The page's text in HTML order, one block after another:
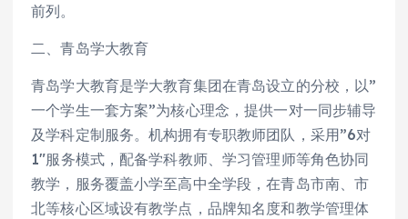
前列。
二、青岛学大教育
青岛学大教育是学大教育集团在青岛设立的分校，以”
一个学生一套方案”为核心理念，提供一对一同步辅导
及学科定制服务。机构拥有专职教师团队，采用”6对
1″服务模式，配备学科教师、学习管理师等角色协同
教学，服务覆盖小学至高中全学段，在青岛市南、市
北等核心区域设有教学点，品牌知名度和教学管理体